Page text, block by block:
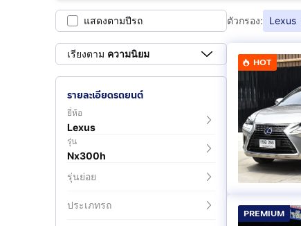
แสดงตามปีรถ
เรียงตาม ความนิยม
รายละเอียดรถยนต์
ยี่ห้อ
Lexus
รุ่น
Nx300h
รุ่นย่อย
ประเภทรถ
ตัวกรอง: Lexus
HOT
PREMIUM